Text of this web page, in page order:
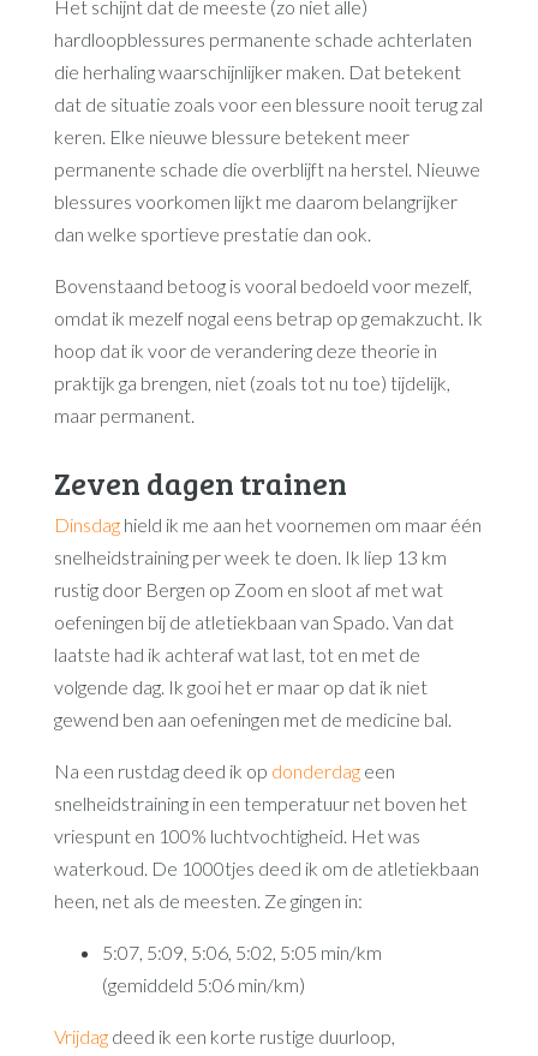
Het schijnt dat de meeste (zo niet alle)
hardloopblessures permanente schade achterlaten
die herhaling waarschijnlijker maken. Dat betekent
dat de situatie zoals voor een blessure nooit terug zal
keren. Elke nieuwe blessure betekent meer
permanente schade die overblijft na herstel. Nieuwe
blessures voorkomen lijkt me daarom belangrijker
dan welke sportieve prestatie dan ook.
Bovenstaand betoog is vooral bedoeld voor mezelf,
omdat ik mezelf nogal eens betrap op gemakzucht. Ik
hoop dat ik voor de verandering deze theorie in
praktijk ga brengen, niet (zoals tot nu toe) tijdelijk,
maar permanent.
Zeven dagen trainen
Dinsdaghield ik me aan het voornemen om maar één
snelheidstraining per week te doen. Ik liep 13 km
rustig door Bergen op Zoom en sloot af met wat
oefeningen bij de atletiekbaan van Spado. Van dat
laatste had ik achteraf wat last, tot en met de
volgende dag. Ik gooi het er maar op dat ik niet
gewend ben aan oefeningen met de medicine bal.
Na een rustdag deed ik op donderdageen
snelheidstraining in een temperatuur net boven het
vriespunt en 100% luchtvochtigheid. Het was
waterkoud. De 1000tjes deed ik om de atletiekbaan
heen, net als de meesten. Ze gingen in:
5:07, 5:09, 5:06, 5:02, 5:05 min/km
(gemiddeld 5:06 min/km)
Vrijdagdeed ik een korte rustige duurloop,